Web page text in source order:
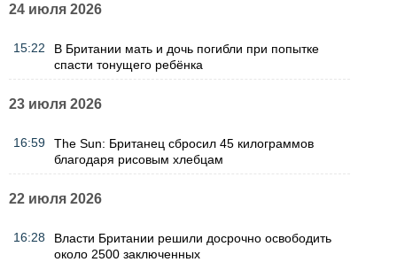
24 июля 2026
15:22
В Британии мать и дочь погибли при попытке
спасти тонущего ребёнка
23 июля 2026
16:59
The Sun: Британец сбросил 45 килограммов
благодаря рисовым хлебцам
22 июля 2026
16:28
Власти Британии решили досрочно освободить
около 2500 заключенных